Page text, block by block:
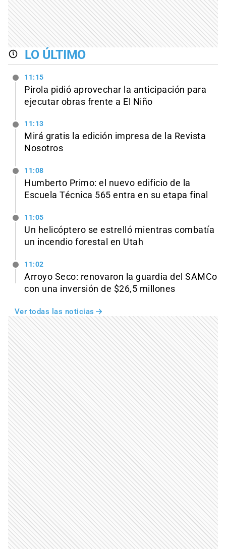
LO ÚLTIMO
11:15
Pirola pidió aprovechar la anticipación para
ejecutar obras frente a El Niño
11:13
Mirá gratis la edición impresa de la Revista
Nosotros
11:08
Humberto Primo: el nuevo edificio de la
Escuela Técnica 565 entra en su etapa final
11:05
Un helicóptero se estrelló mientras combatía
un incendio forestal en Utah
11:02
Arroyo Seco: renovaron la guardia del SAMCo
con una inversión de $26,5 millones
Ver todas las noticias